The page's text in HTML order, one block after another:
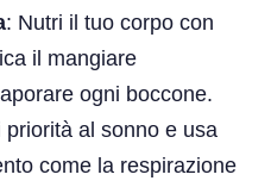
: Nutri il tuo corpo con
il mangiare
ogni boccone.
priorità al sonno e usa
come la respirazione